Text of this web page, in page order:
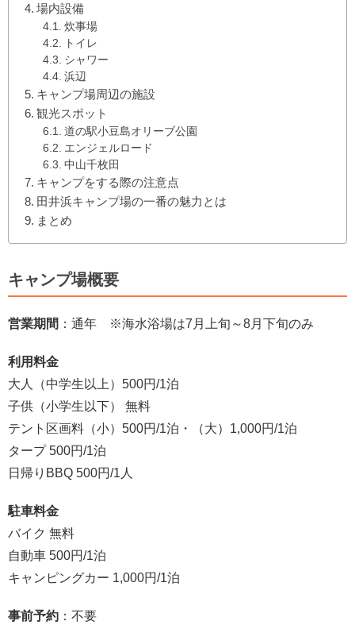
場内設備
炊事場
トイレ
シャワー
浜辺
キャンプ場周辺の施設
観光スポット
道の駅小豆島オリーブ公園
エンジェルロード
中山千枚田
キャンプをする際の注意点
田井浜キャンプ場の一番の魅力とは
まとめ
キャンプ場概要
営業期間 ：通年 ※海水浴場は7月上旬～8月下旬のみ
利用料金
大人（中学生以上）500円/1泊
子供（小学生以下） 無料
テント区画料（小）500円/1泊・（大）1,000円/1泊
タープ 500円/1泊
日帰りBBQ 500円/1人
駐車料金
バイク 無料
自動車 500円/1泊
キャンピングカー 1,000円/1泊
事前予約 ：不要